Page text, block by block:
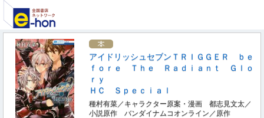
アイドリッシュセブンＴＲＩＧＧＥＲ ｂｅ
ｆｏｒｅ Ｔｈｅ Ｒａｄｉａｎｔ Ｇｌｏ
ｒｙ
ＨＣ Ｓｐｅｃｉａｌ
種村有菜／キャラクター原案・漫画 都志見文太／
小説原作 バンダイナムコオンライン／原作